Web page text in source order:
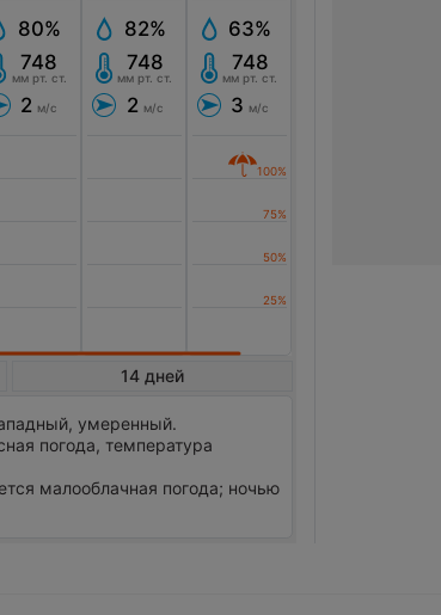
80%
748
мм рт. ст.
2 м/с
82%
748
мм рт. ст.
2 м/с
63%
748
мм рт. ст.
3 м/с
14 дней
умеренный.
погода, температура
малооблачная погода; ночью